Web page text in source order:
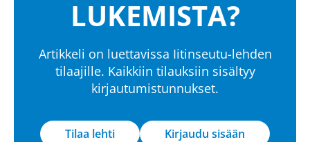
LUKEMISTA?
Artikkeli on luettavissa Iitinseutu-lehden
tilaajille. Kaikkiin tilauksiin sisältyy
kirjautumistunnukset.
Tilaa lehti Kirjaudu sisään